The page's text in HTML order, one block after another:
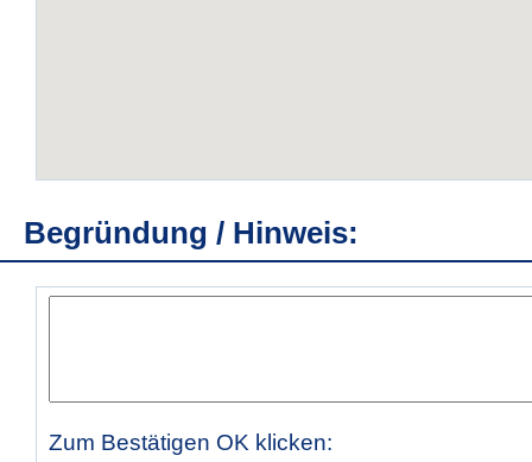
Begründung / Hinweis:
Zum Bestätigen OK klicken: